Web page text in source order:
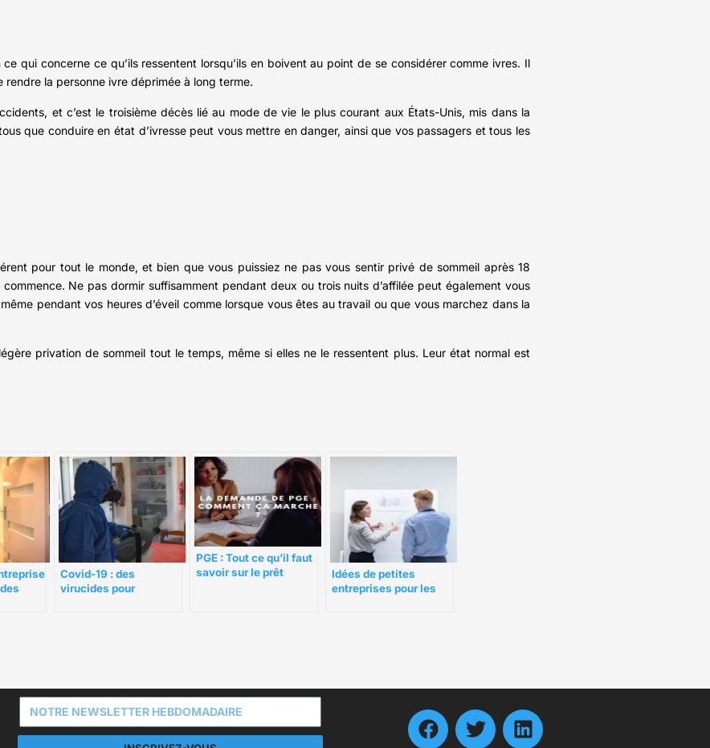
qui concerne ce qu’ils ressentent lorsqu’ils en boivent au point de se considérer comme ivres. Il
la personne ivre déprimée à long terme.
et c’est le troisième décès lié au mode de vie le plus courant aux États-Unis, mis dans la
que conduire en état d’ivresse peut vous mettre en danger, ainsi que vos passagers et tous les
pour tout le monde, et bien que vous puissiez ne pas vous sentir privé de sommeil après 18
Ne pas dormir suffisamment pendant deux ou trois nuits d’affilée peut également vous
pendant vos heures d’éveil comme lorsque vous êtes au travail ou que vous marchez dans la
privation de sommeil tout le temps, même si elles ne le ressentent plus. Leur état normal est
Covid-19 : des
virucides pour
PGE : Tout ce qu’il faut
savoir sur le prêt
Idées de petites
entreprises pour les